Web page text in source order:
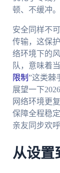
顿、不缓冲。
安全同样不
传输，这保
络环境下的
队，意味着
限制 ”这类棘
展望一下
网络环境更
保障全程稳
亲友同步欢
从设置